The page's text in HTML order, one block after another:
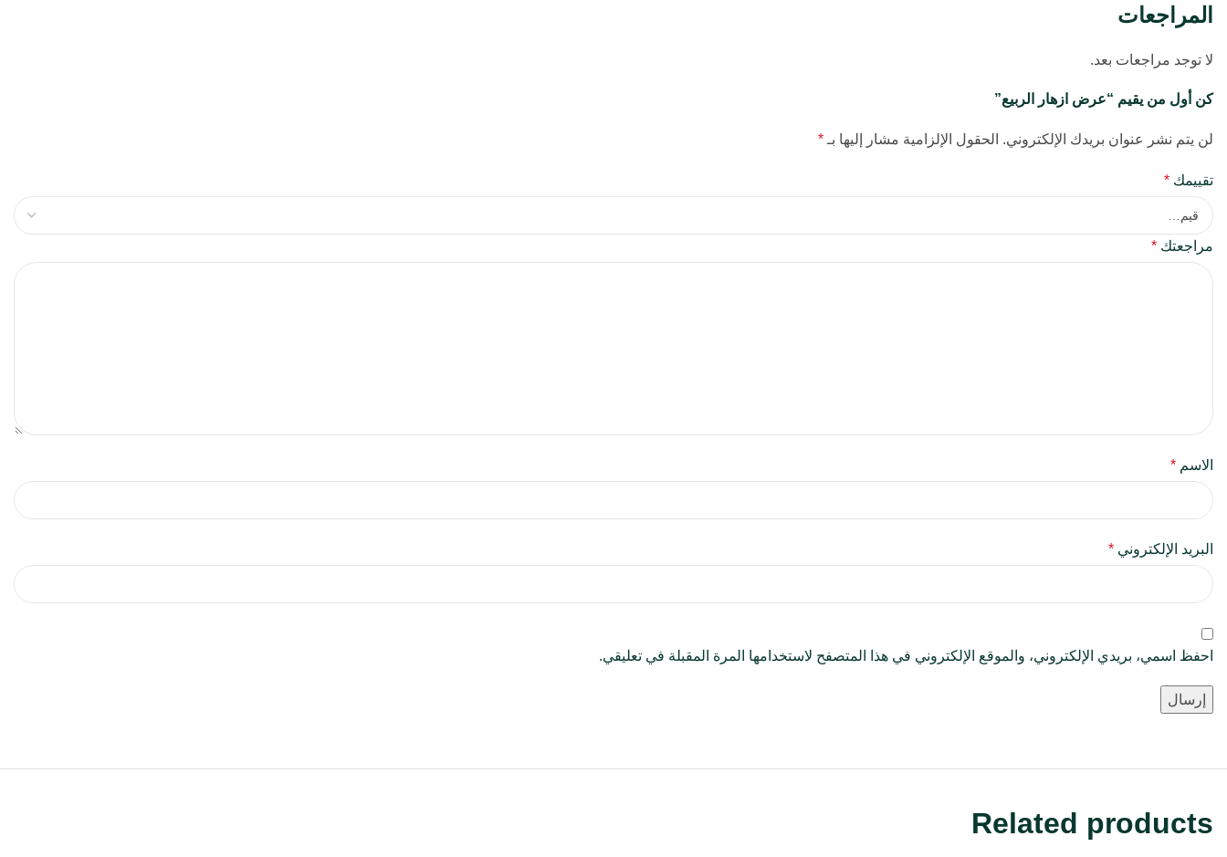
المراجعات
لا توجد مراجعات بعد.
كن أول من يقيم “عرض ازهار الربيع”
لن يتم نشر عنوان بريدك الإلكتروني. الحقول الإلزامية مشار إليها بـ *
تقييمك *
مراجعتك *
الاسم *
البريد الإلكتروني *
احفظ اسمي، بريدي الإلكتروني، والموقع الإلكتروني في هذا المتصفح لاستخدامها المرة المقبلة في تعليقي.
Related products